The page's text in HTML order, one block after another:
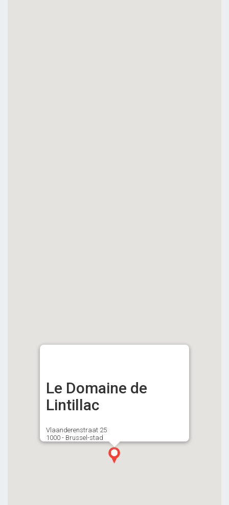
Le Domaine de
Lintillac
Vlaanderenstraat 25
1000 - Brussel-stad